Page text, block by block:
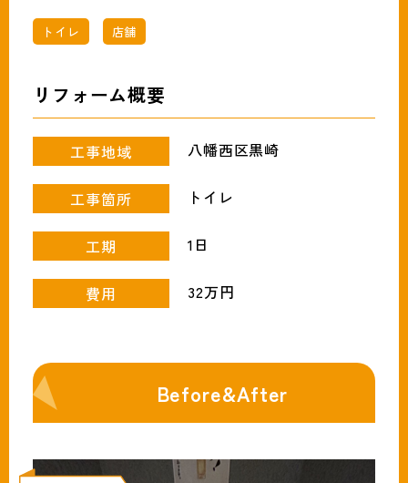
tel.093-691-1319
トイレ 店舗
リフォーム概要
工事地域 八幡西区黒崎
工事箇所 トイレ
工期 1日
費用 32万円
Before&After